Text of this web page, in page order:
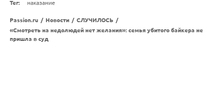
Тег: наказание
Passion.ru / Новости / СЛУЧИЛОСЬ /
«Смотреть на недолюдей нет желания»: семья убитого байкера не
пришла в суд